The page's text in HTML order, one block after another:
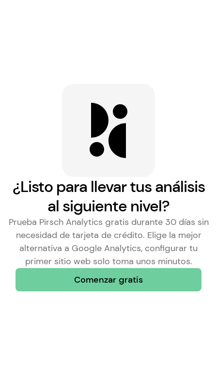
¿Listo para llevar tus análisis
al siguiente nivel?
Prueba Pirsch Analytics gratis durante 30 días sin
necesidad de tarjeta de crédito. Elige la mejor
alternativa a Google Analytics, configurar tu
primer sitio web solo toma unos minutos.
Comenzar gratis